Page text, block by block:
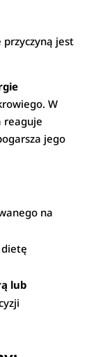
przyczyną jest
W
reaguje
jego
na
dietę
lub